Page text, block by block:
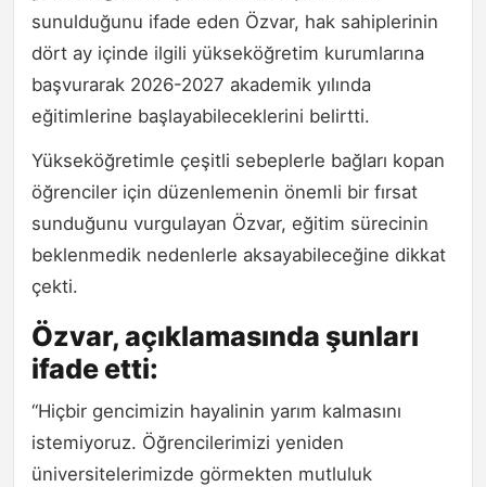
sunulduğunu ifade eden Özvar, hak sahiplerinin
dört ay içinde ilgili yükseköğretim kurumlarına
başvurarak 2026-2027 akademik yılında
eğitimlerine başlayabileceklerini belirtti.
Yükseköğretimle çeşitli sebeplerle bağları kopan
öğrenciler için düzenlemenin önemli bir fırsat
sunduğunu vurgulayan Özvar, eğitim sürecinin
beklenmedik nedenlerle aksayabileceğine dikkat
çekti.
Özvar, açıklamasında şunları
ifade etti:
“Hiçbir gencimizin hayalinin yarım kalmasını
istemiyoruz. Öğrencilerimizi yeniden
üniversitelerimizde görmekten mutluluk